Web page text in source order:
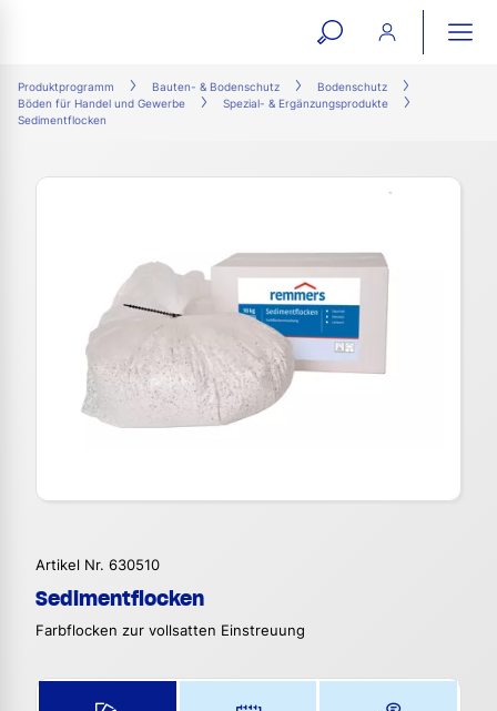
open
search
form
Produktprogramm Bauten- & Bodenschutz
Bodenschutz
Böden für Handel und Gewerbe
Spezial- & Ergänzungsprodukte
Sedimentflocken
Artikel Nr. 630510
Sedimentflocken
Farbflocken zur vollsatten Einstreuung